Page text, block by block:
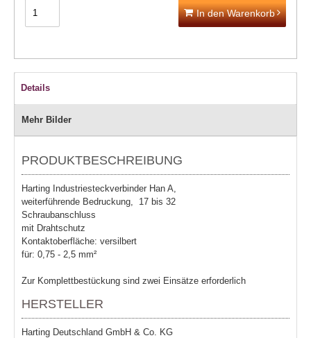
In den Warenkorb
Details
Mehr Bilder
PRODUKTBESCHREIBUNG
Harting Industriesteckverbinder Han A,
weiterführende Bedruckung, 17 bis 32
Schraubanschluss
mit Drahtschutz
Kontaktoberfläche: versilbert
für: 0,75 - 2,5 mm²
Zur Komplettbestückung sind zwei Einsätze erforderlich
HERSTELLER
Harting Deutschland GmbH & Co. KG